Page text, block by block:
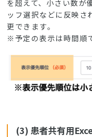
を超えて、小さい数が
ッフ選択などに反映さ
更できます。
※予定の表示は時間順
(3) 患者共有用